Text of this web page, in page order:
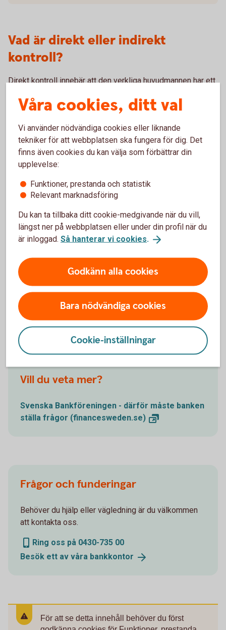
Vad är direkt eller indirekt
kontroll?
Direkt kontroll innebär att den verkliga huvudmannen har ett
kontroll innebär att den verkliga huvudmannen utövar
kontroll över en eller flera juridiska personer som i sin tur
utövar kontroll över verksamheten.
Vem är en person i politiskt utsatt
ställning?
PEP (Politically Exposed Person) är en person som har
eller har haft en viktig offentlig funktion inom en stat eller i
en internationell organisation. Yrken eller positioner som
innebär politisk utsatthet medför en ökad risk för att
Därför behöver vi veta om den verkliga huvudmannen är en
person i politisk utsatt ställning eller om huvudmannen har
en familjemedlem eller medarbetare som är PEP.
Mer information
Vill du veta mer?
Svenska Bankföreningen - därför måste banken
ställa frågor (financesweden.se)
Frågor och funderingar
Behöver du hjälp eller vägledning är du välkommen
att kontakta oss.
Ring oss på 0430-735 00
Besök ett av våra bankkontor
För att se detta innehåll behöver du först
Våra cookies, ditt val
Vi använder nödvändiga cookies eller liknande
tekniker för att webbplatsen ska fungera för dig. Det
finns även cookies du kan välja som förbättrar din
upplevelse:
Funktioner, prestanda och statistik
Relevant marknadsföring
Du kan ta tillbaka ditt cookie-medgivande när du vill,
längst ner på webbplatsen eller under din profil när du
är inloggad. Så hanterar vi cookies.
Godkänn alla cookies
Bara nödvändiga cookies
Cookie-inställningar